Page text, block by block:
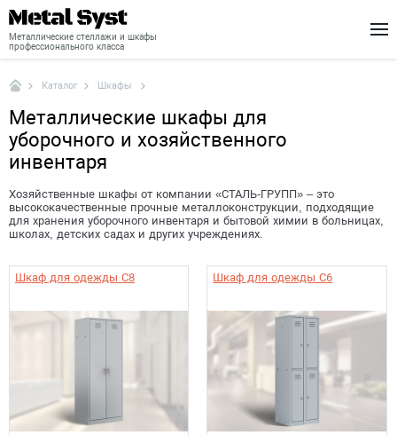
Металлические стеллажи и шкафы
профессионального класса
Каталог
Шкафы
Стеллажи
Доставка
Монтаж
+7 (495) 646-04-78
Каталог Шкафы
Металлические шкафы для
уборочного и хозяйственного
инвентаря
Хозяйственные шкафы от компании «СТАЛЬ-ГРУПП» – это
высококачественные прочные металлоконструкции, подходящие
для хранения уборочного инвентаря и бытовой химии в больницах,
школах, детских садах и других учреждениях.
Шкаф для одежды C8 Шкаф для одежды C6